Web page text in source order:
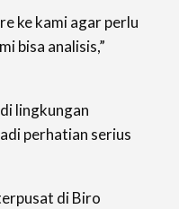
ke kami agar perlu
bisa analisis,”
lingkungan
perhatian serius
di Biro